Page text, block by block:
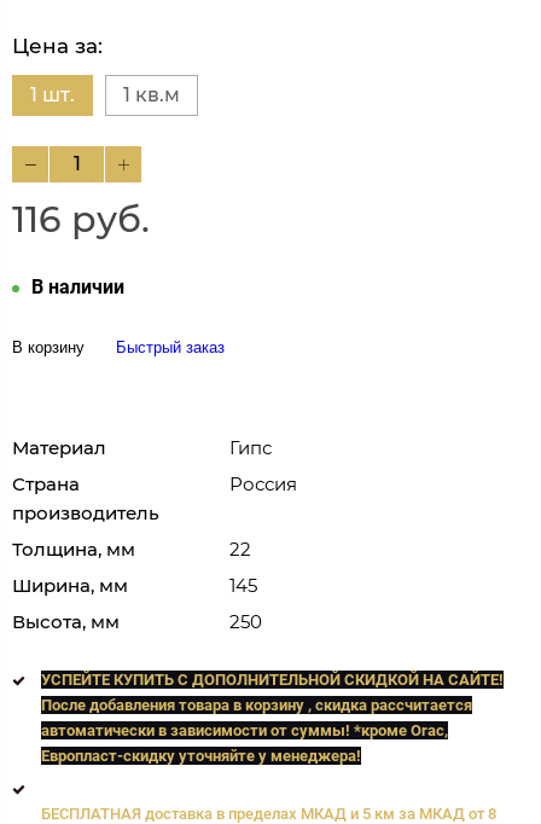
Цена за:
1 шт. 1 кв.м
116 руб.
В наличии
В корзину Быстрый заказ
Материал
Гипс
Страна
производитель
Россия
Толщина, мм
22
Ширина, мм
145
Высота, мм
250
УСПЕЙТЕ КУПИТЬ C ДОПОЛНИТЕЛЬНОЙ СКИДКОЙ НА САЙТЕ!
После добавления товара в корзину , скидка рассчитается
автоматически в зависимости от суммы! *кроме Orac,
Европласт-скидку уточняйте у менеджера!
БЕСПЛАТНАЯ доставка в пределах МКАД и 5 км за МКАД от 8